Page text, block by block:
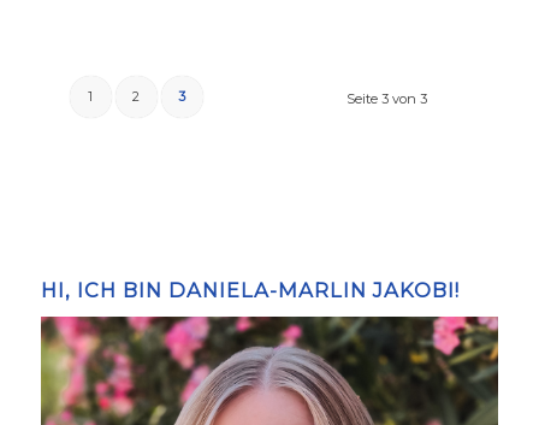
Seite 3 von 3
1 2 3
HI, ICH BIN DANIELA-MARLIN JAKOBI!